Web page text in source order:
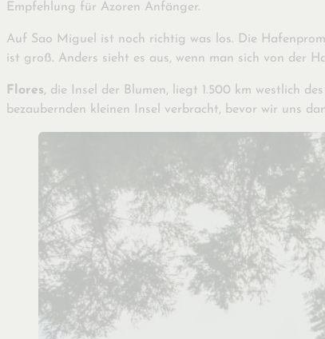
Empfehlung für Azoren Anfänger.
Auf Sao Miguel ist noch richtig was los. Die
ist groß. Anders sieht es aus, wenn man sich von der
Flores, die Insel der Blumen, liegt 1.500 km westlich
bezaubernden kleinen Insel verbracht, bevor wir uns